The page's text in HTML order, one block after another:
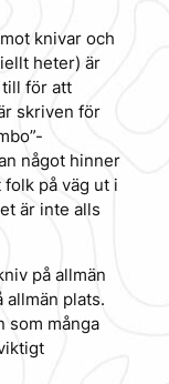
knivar och
heter) är
för att
skriven för
något hinner
på väg ut i
är inte alls
på allmän
allmän plats.
som många